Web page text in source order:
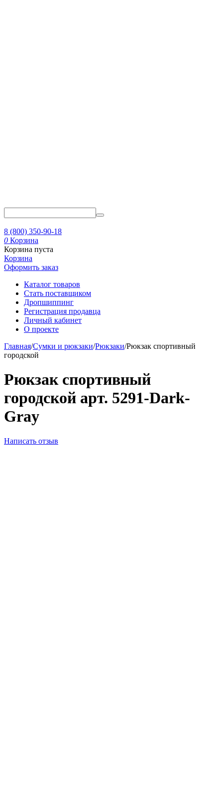
8 (800) 350-90-18
0 Корзина
Корзина пуста
Корзина
Оформить заказ
Каталог товаров
Стать поставщиком
Дропшиппинг
Регистрация продавца
Личный кабинет
О проекте
Главная/Сумки и рюкзаки/Рюкзаки/Рюкзак спортивный
городской
Рюкзак спортивный
городской арт. 5291-Dark-
Gray
Написать отзыв